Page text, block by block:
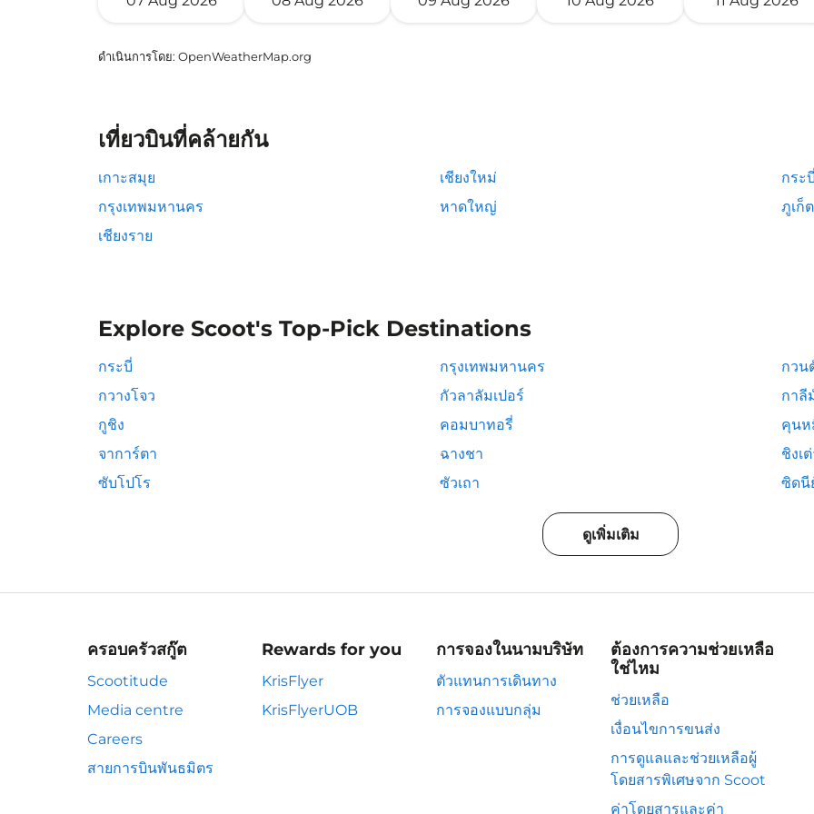
ดำเนินการโดย: OpenWeatherMap.org
เที่ยวบินที่คล้ายกัน
เกาะสมุย เชียงใหม่
กระบี่
กรุงเทพมหานคร
หาดใหญ่
ภูเก็ต
เชียงราย
Explore Scoot's Top-Pick Destinations
กระบี่ กรุงเทพมหานคร
กวน
กวางโจว
กัวลาลัมเปอร์
กาลี
กูชิง
คอมบาทอรี่
คุนห
จาการ์ตา
ฉางชา
ชิงเ
ซับโปโร
ซัวเถา ซิดนี
ดูเพิ่มเติม
ครอบครัวสกู๊ต
Scootitude
Media centre
Careers
สายการบินพันธมิตร
Rewards for you
KrisFlyer
KrisFlyerUOB
การจองในนามบริษัท
ตัวแทนการเดินทาง
การจองแบบกลุ่ม
ต้องการความช่วยเหลือ
ใช่ไหม
ช่วยเหลือ
เงื่อนไขการขนส่ง
การดูแลและช่วยเหลือผู้
โดยสารพิเศษจาก Scoot
ค่าโดยสารและค่า